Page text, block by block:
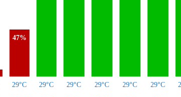
47%
29°C 29°C 29°C 29°C 29°C 29°C